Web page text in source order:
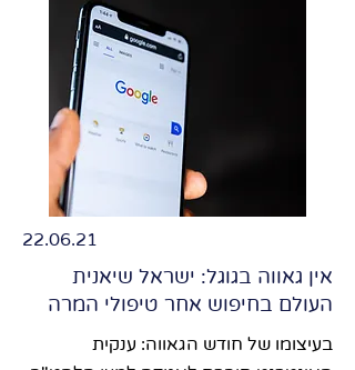
22.06.21
אין גאווה בגוגל: ישראל שיאנית
העולם בחיפוש אחר טיפולי המרה
בעיצומו של חודש הגאווה: ענקית